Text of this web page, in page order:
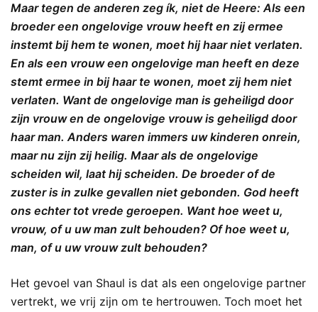
Maar tegen de anderen zeg ík, niet de Heere: Als een
broeder een ongelovige vrouw heeft en zij ermee
instemt bij hem te wonen, moet hij haar niet verlaten.
En als een vrouw een ongelovige man heeft en deze
stemt ermee in bij haar te wonen, moet zij hem niet
verlaten. Want de ongelovige man is geheiligd door
zijn vrouw en de ongelovige vrouw is geheiligd door
haar man. Anders waren immers uw kinderen onrein,
maar nu zijn zij heilig. Maar als de ongelovige
scheiden wil, laat hij scheiden. De broeder of de
zuster is in zulke gevallen niet gebonden. God heeft
ons echter tot vrede geroepen. Want hoe weet u,
vrouw, of u uw man zult behouden? Of hoe weet u,
man, of u uw vrouw zult behouden?
Het gevoel van Shaul is dat als een ongelovige partner
vertrekt, we vrij zijn om te hertrouwen. Toch moet het